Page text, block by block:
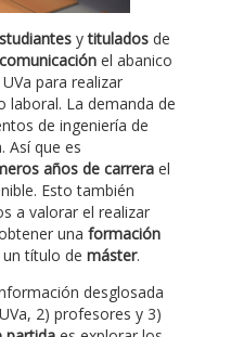
ytitulados de
el abanico
para realizar
laboral. La demanda de
de ingeniería de
Así que es
años de carrera el
Esto también
a valorar el realizar
una formación
título de máster.
desglosada
2) profesores y 3)